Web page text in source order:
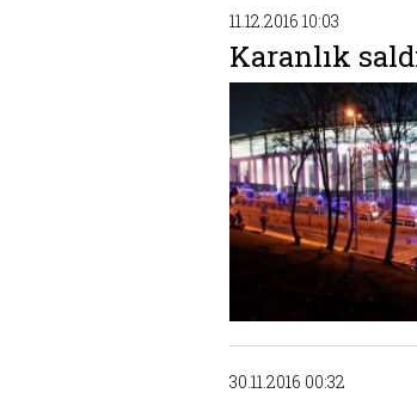
11.12.2016 10:03
Karanlık
30.11.2016 00:32